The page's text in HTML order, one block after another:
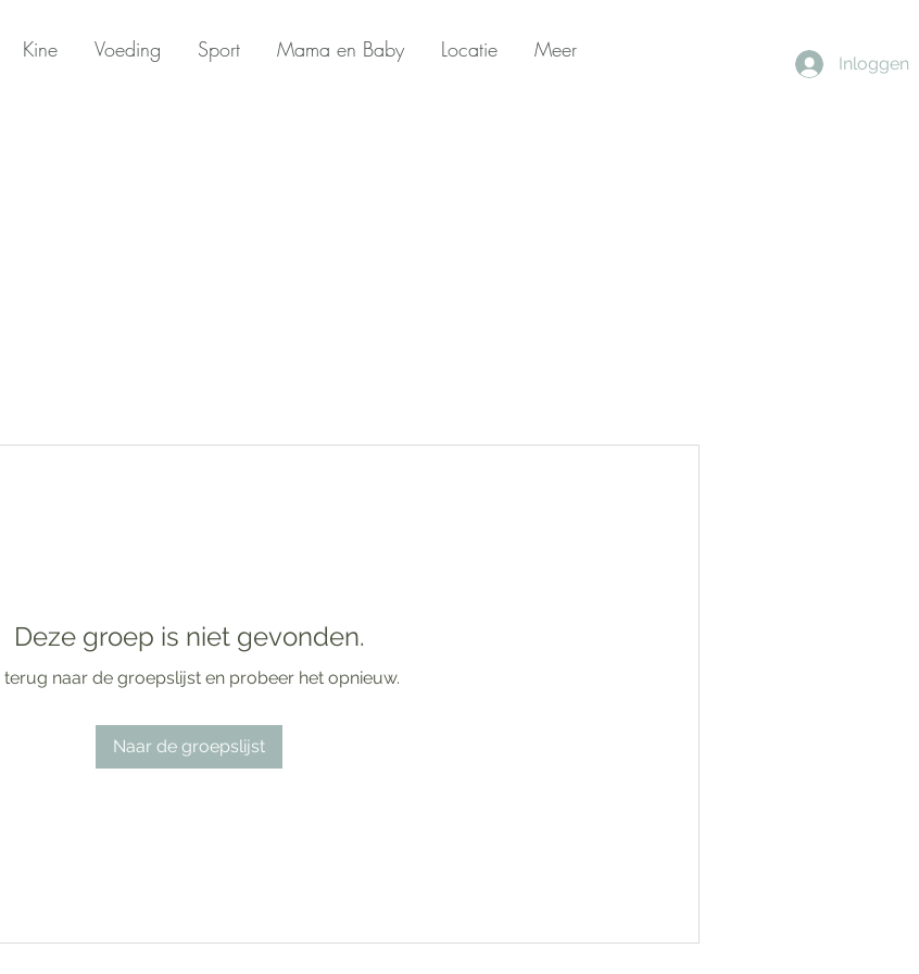
Kine Voeding Sport Mama en Baby Locatie Meer
Inloggen
Deze groep is niet gevonden.
terug naar de groepslijst en probeer het opnieuw.
Naar de groepslijst